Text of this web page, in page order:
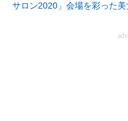
サロン2020」会場を彩った